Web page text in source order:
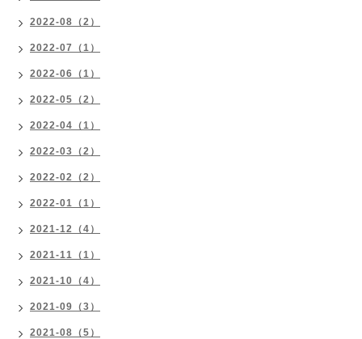
2022-08（2）
2022-07（1）
2022-06（1）
2022-05（2）
2022-04（1）
2022-03（2）
2022-02（2）
2022-01（1）
2021-12（4）
2021-11（1）
2021-10（4）
2021-09（3）
2021-08（5）